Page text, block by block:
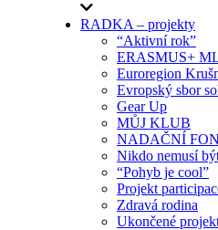
RADKA – projekty
“Aktivní rok”
ERASMUS+
Euroregion
Evropský sbor
Gear Up
MŮJ KLUB
NADAČNÍ
Nikdo nemusí
“Pohyb je cool”
Projekt
Zdravá rodina
Ukončené